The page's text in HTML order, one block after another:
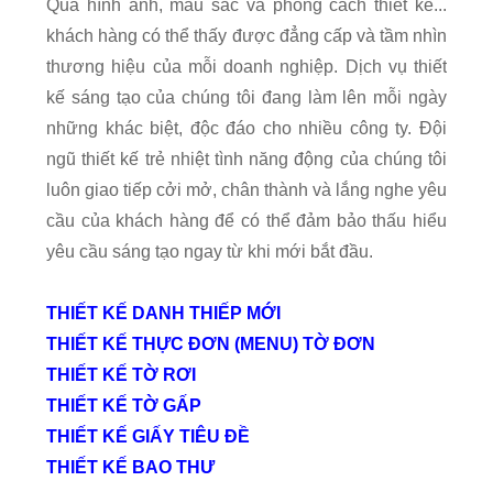
Qua hình ảnh, màu sắc và phong cách thiết kế...
khách hàng có thể thấy được đẳng cấp và tầm nhìn
thương hiệu của mỗi doanh nghiệp. Dịch vụ thiết
kế sáng tạo của chúng tôi đang làm lên mỗi ngày
những khác biệt, độc đáo cho nhiều công ty. Đội
ngũ thiết kế trẻ nhiệt tình năng động của chúng tôi
luôn giao tiếp cởi mở, chân thành và lắng nghe yêu
cầu của khách hàng để có thể đảm bảo thấu hiểu
yêu cầu sáng tạo ngay từ khi mới bắt đầu.
THIẾT KẾ DANH THIẾP MỚI
THIẾT KẾ THỰC ĐƠN (MENU) TỜ ĐƠN
THIẾT KẾ TỜ RƠI
THIẾT KẾ TỜ GẤP
THIẾT KẾ GIẤY TIÊU ĐỀ
THIẾT KẾ BAO THƯ